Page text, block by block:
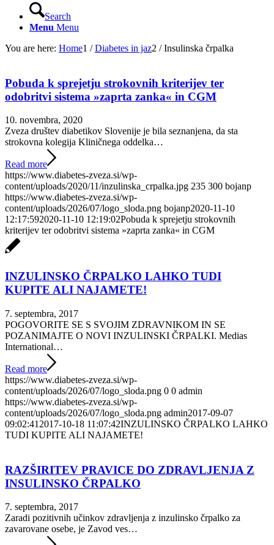
Search
Menu Menu
You are here: Home1 / Diabetes in jaz2 / Insulinska črpalka
Pobuda k sprejetju strokovnih kriterijev ter
odobritvi sistema »zaprta zanka« in CGM
10. novembra, 2020
Zveza društev diabetikov Slovenije je bila seznanjena, da sta
strokovna kolegija Kliničnega oddelka…
Read more
https://www.diabetes-zveza.si/wp-
content/uploads/2020/11/inzulinska_crpalka.jpg 235 300 bojanp
https://www.diabetes-zveza.si/wp-
content/uploads/2026/07/logo_sloda.png bojanp2020-11-10
12:17:592020-11-10 12:19:02Pobuda k sprejetju strokovnih
kriterijev ter odobritvi sistema »zaprta zanka« in CGM
INZULINSKO ČRPALKO LAHKO TUDI
KUPITE ALI NAJAMETE!
7. septembra, 2017
POGOVORITE SE S SVOJIM ZDRAVNIKOM IN SE
POZANIMAJTE O NOVI INZULINSKI ČRPALKI. Medias
International…
Read more
https://www.diabetes-zveza.si/wp-
content/uploads/2026/07/logo_sloda.png 0 0 admin
https://www.diabetes-zveza.si/wp-
content/uploads/2026/07/logo_sloda.png admin2017-09-07
09:02:41 2017-10-18 11:07:42INZULINSKO ČRPALKO LAHKO
TUDI KUPITE ALI NAJAMETE!
RAZŠIRITEV PRAVICE DO ZDRAVLJENJA Z
INSULINSKO ČRPALKO
7. septembra, 2017
Zaradi pozitivnih učinkov zdravljenja z inzulinsko črpalko za
zavarovane osebe, je Zavod ves…